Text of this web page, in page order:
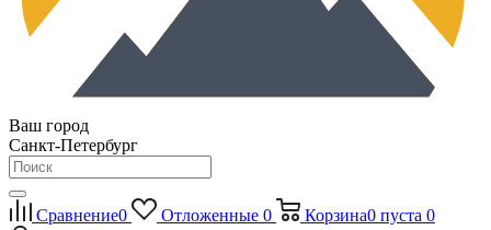
Ваш город
Санкт-Петербург
Сравнение0 Отложенные 0 Корзина0 пуста 0